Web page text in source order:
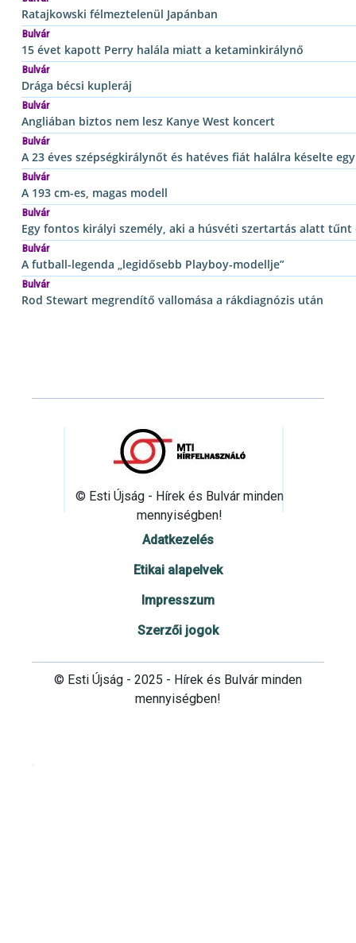
Ratajkowski félmeztelenül Japánban
Bulvár
15 évet kapott Perry halála miatt a ketaminkirálynő
Bulvár
Drága bécsi kupleráj
Bulvár
Angliában biztos nem lesz Kanye West koncert
Bulvár
A 23 éves szépségkirálynőt és hatéves fiát halálra késelte
Bulvár
A 193 cm-es, magas modell
Bulvár
Egy fontos királyi személy, aki a húsvéti szertartás alatt tűnt
Bulvár
A futball-legenda „legidősebb Playboy-modellje”
Bulvár
Rod Stewart megrendítő vallomása a rákdiagnózis után
© Esti Újság - Hírek és Bulvár minden
mennyiségben!
Adatkezelés
Etikai alapelvek
Impresszum
Szerzői jogok
© Esti Újság - 2025 - Hírek és Bulvár minden
mennyiségben!